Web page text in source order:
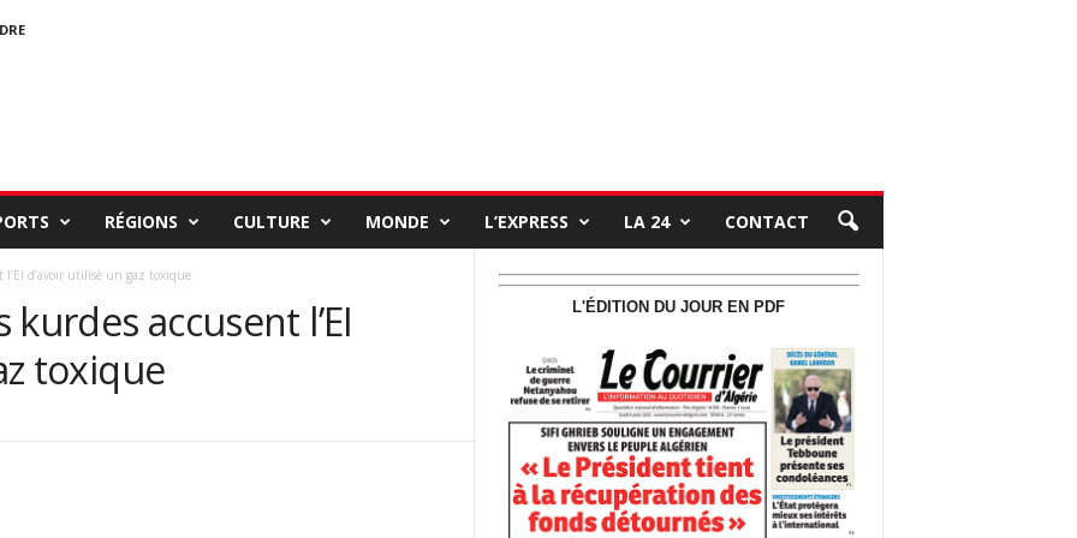
RÉGIONS CULTURE MONDE L’EXPRESS LA 24 CONTACT
l’EI d’avoir utilisé un gaz toxique
accusent l’EI
toxique
L'ÉDITION DU JOUR EN PDF